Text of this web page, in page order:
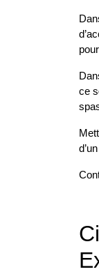
ce